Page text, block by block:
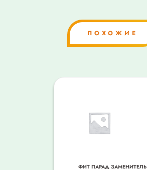
ПОХОЖИЕ
ФИТ ПАРАД ЗАМЕНИТЕЛЬ